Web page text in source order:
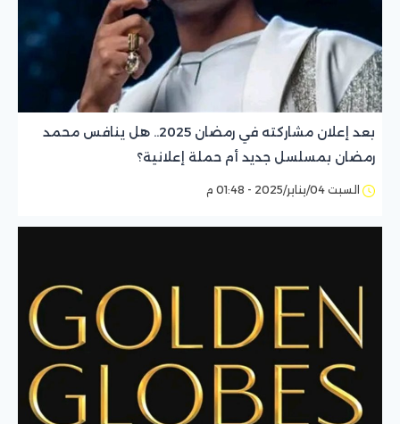
بعد إعلان مشاركته في رمضان 2025.. هل ينافس محمد
رمضان بمسلسل جديد أم حملة إعلانية؟
السبت 04/يناير/2025 - 01:48 م